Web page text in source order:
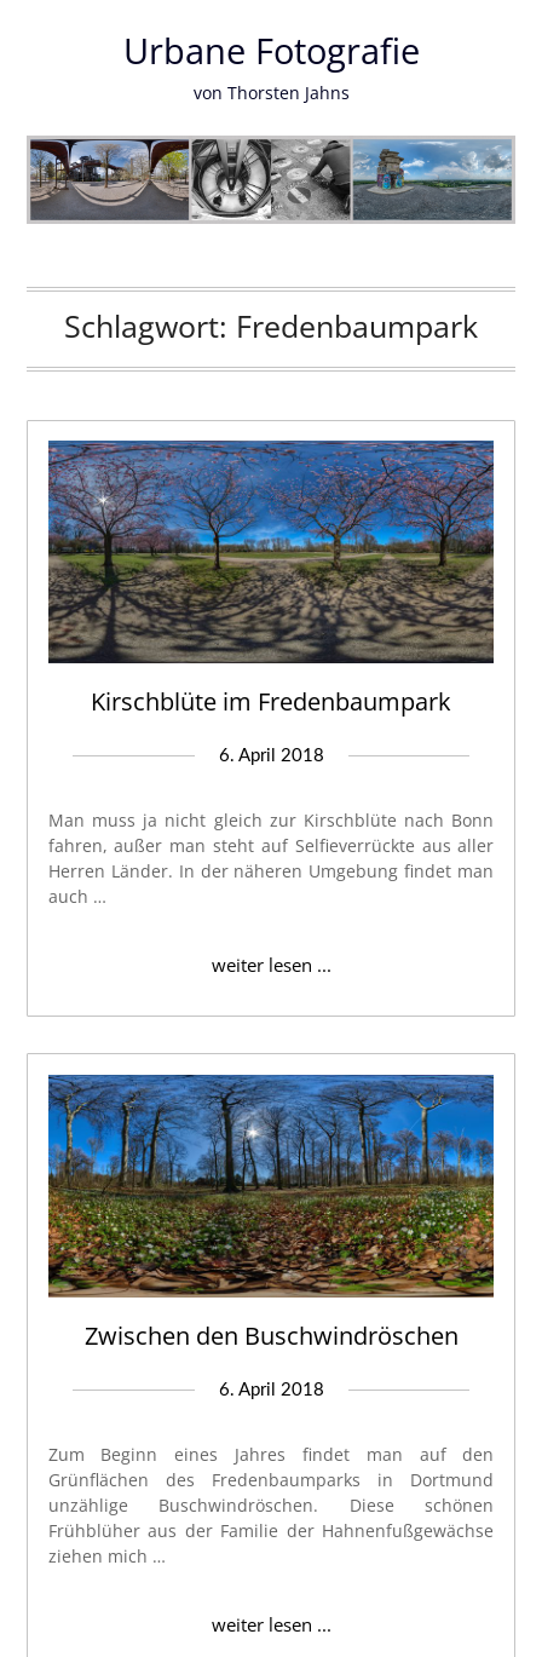
Urbane Fotografie
von Thorsten Jahns
Schlagwort: Fredenbaumpark
Kirschblüte im Fredenbaumpark
6. April 2018
Man muss ja nicht gleich zur Kirschblüte nach Bonn
fahren, außer man steht auf Selfieverrückte aus aller
Herren Länder. In der näheren Umgebung findet man
auch …
weiter lesen ...
Zwischen den Buschwindröschen
6. April 2018
Zum Beginn eines Jahres findet man auf den
Grünflächen des Fredenbaumparks in Dortmund
unzählige Buschwindröschen. Diese schönen
Frühblüher aus der Familie der Hahnenfußgewächse
ziehen mich …
weiter lesen ...